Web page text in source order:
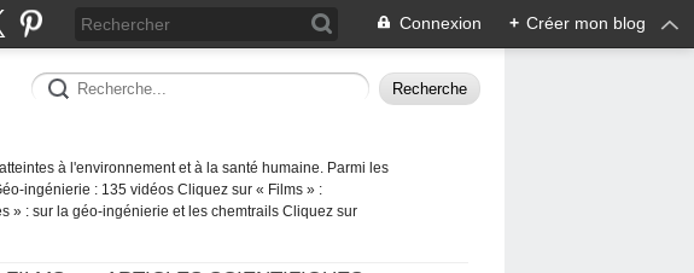
Connexion + Créer mon blog
à l'environnement et à la santé humaine. Parmi les
ingénierie : 135 vidéos Cliquez sur « Films » :
» : sur la géo-ingénierie et les chemtrails Cliquez sur